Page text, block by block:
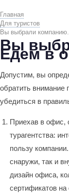
Главная
Для туристов
Вы выбрали
Вы
Едем в
Допустим, вы
обратить внимание
убедиться в
Приехав в офис,
турагентства:
пользу
снаружи, так и
дизайн офиса,
сертификатов на